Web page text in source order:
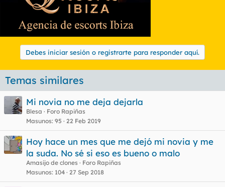
Debes iniciar sesión o registrarte para responder aquí.
Temas similares
Mi novia no me deja dejarla
Blesa
Foro Rapiñas
Masunos 95 22 Feb 2019
Hoy hace un mes que me dejó mi novia y me
la suda. No sé si eso es bueno o malo
Amasijo de clones
Foro Rapiñas
Masunos 104 27 Sep 2018